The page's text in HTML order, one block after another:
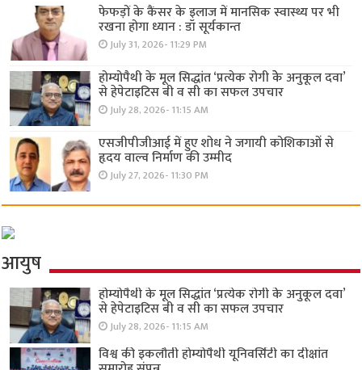
फेफड़ों के कैंसर के इलाज में मानसिक स्वास्थ्य पर भी
रखना होगा ध्यान : डॉ सूर्यकान्त
July 31, 2026- 11:29 PM
होम्योपैथी के मूल सिद्धांत ‘प्रत्येक रोगी केे अनुकूल दवा’
से हेपेटाइटिस बी व सी का सफल उपचार
July 28, 2026- 11:15 AM
एसजीपीजीआई में हुए शोध ने जगायी कोशिकाओं से
हृदय वाल्व निर्माण की उम्मीद
July 27, 2026- 11:30 PM
आयुष
होम्योपैथी के मूल सिद्धांत ‘प्रत्येक रोगी केे अनुकूल दवा’
से हेपेटाइटिस बी व सी का सफल उपचार
July 28, 2026- 11:15 AM
विश्व की इकलौती होम्योपैथी यूनिवर्सिटी का दीक्षांत